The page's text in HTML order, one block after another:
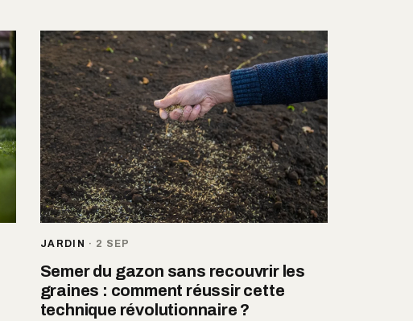
JARDIN · 2 SEP
Semer du gazon sans recouvrir les
graines : comment réussir cette
technique révolutionnaire ?